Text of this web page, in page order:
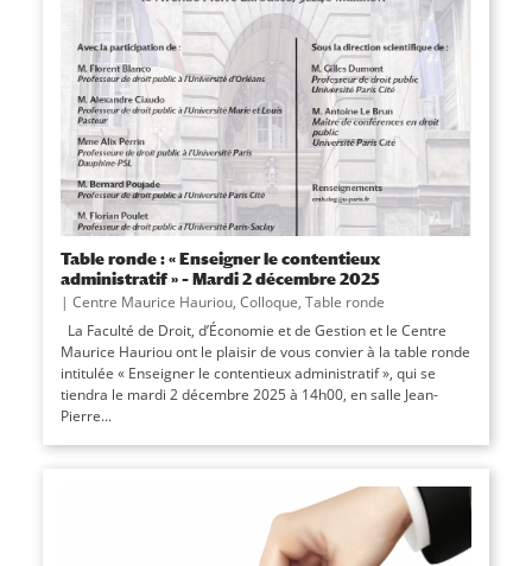
Table ronde : « Enseigner le contentieux
administratif » – Mardi 2 décembre 2025
| Centre Maurice Hauriou, Colloque, Table ronde
La Faculté de Droit, d’Économie et de Gestion et le Centre
Maurice Hauriou ont le plaisir de vous convier à la table ronde
intitulée « Enseigner le contentieux administratif », qui se
tiendra le mardi 2 décembre 2025 à 14h00, en salle Jean-
Pierre...